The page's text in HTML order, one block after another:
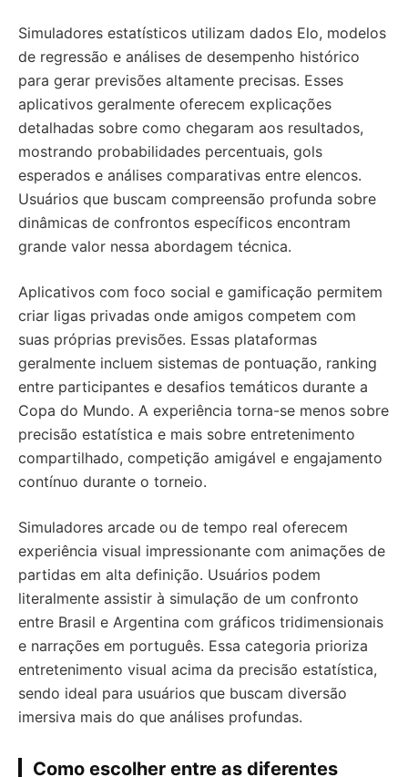
Simuladores estatísticos utilizam dados Elo, modelos
de regressão e análises de desempenho histórico
para gerar previsões altamente precisas. Esses
aplicativos geralmente oferecem explicações
detalhadas sobre como chegaram aos resultados,
mostrando probabilidades percentuais, gols
esperados e análises comparativas entre elencos.
Usuários que buscam compreensão profunda sobre
dinâmicas de confrontos específicos encontram
grande valor nessa abordagem técnica.
Aplicativos com foco social e gamificação permitem
criar ligas privadas onde amigos competem com
suas próprias previsões. Essas plataformas
geralmente incluem sistemas de pontuação, ranking
entre participantes e desafios temáticos durante a
Copa do Mundo. A experiência torna-se menos sobre
precisão estatística e mais sobre entretenimento
compartilhado, competição amigável e engajamento
contínuo durante o torneio.
Simuladores arcade ou de tempo real oferecem
experiência visual impressionante com animações de
partidas em alta definição. Usuários podem
literalmente assistir à simulação de um confronto
entre Brasil e Argentina com gráficos tridimensionais
e narrações em português. Essa categoria prioriza
entretenimento visual acima da precisão estatística,
sendo ideal para usuários que buscam diversão
imersiva mais do que análises profundas.
Como escolher entre as diferentes